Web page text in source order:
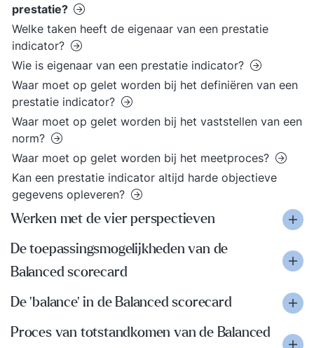
prestatie?
Welke taken heeft de eigenaar van een prestatie
indicator?
Wie is eigenaar van een prestatie indicator?
Waar moet op gelet worden bij het definiëren van een
prestatie indicator?
Waar moet op gelet worden bij het vaststellen van een
norm?
Waar moet op gelet worden bij het meetproces?
Kan een prestatie indicator altijd harde objectieve
gegevens opleveren?
Werken met de vier perspectieven
De toepassingsmogelijkheden van de
Balanced scorecard
De 'balance' in de Balanced scorecard
Proces van totstandkomen van de Balanced